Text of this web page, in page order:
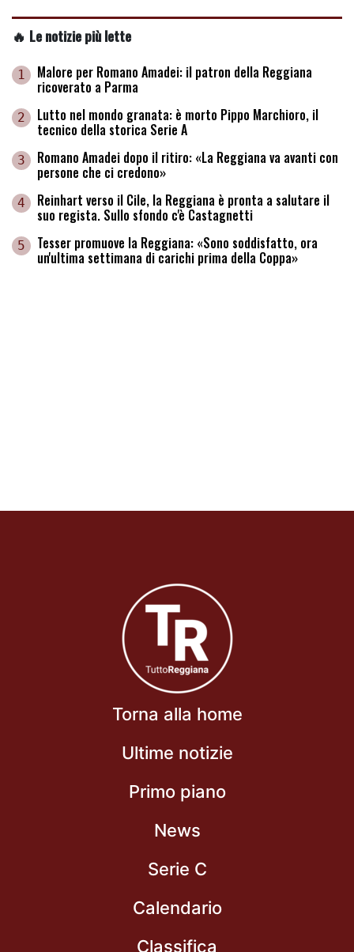
🔥 Le notizie più lette
1 Malore per Romano Amadei: il patron della Reggiana
ricoverato a Parma
2 Lutto nel mondo granata: è morto Pippo Marchioro, il
tecnico della storica Serie A
3 Romano Amadei dopo il ritiro: «La Reggiana va avanti con
persone che ci credono»
4 Reinhart verso il Cile, la Reggiana è pronta a salutare il
suo regista. Sullo sfondo c'è Castagnetti
5 Tesser promuove la Reggiana: «Sono soddisfatto, ora
un'ultima settimana di carichi prima della Coppa»
Torna alla home
Ultime notizie
Primo piano
News
Serie C
Calendario
Classifica